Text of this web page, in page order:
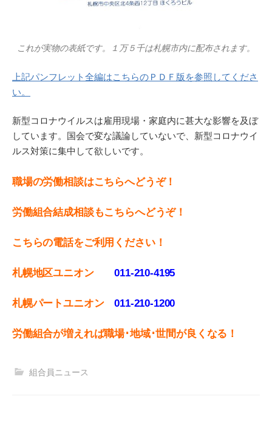
これが実物の表紙です。１万５千は札幌市内に配布されます。
上記パンフレット全編はこちらのＰＤＦ版を参照してくださ
い。
新型コロナウイルスは雇用現場・家庭内に甚大な影響を及ぼ
しています。国会で変な議論していないで、新型コロナウイ
ルス対策に集中して欲しいです。
職場の労働相談はこちらへどうぞ！
労働組合結成相談もこちらへどうぞ！
こちらの電話をご利用ください！
札幌地区ユニオン011-210-4195
札幌パートユニオン011‐210-1200
労働組合が増えれば職場･地域･世間が良くなる！
組合員ニュース